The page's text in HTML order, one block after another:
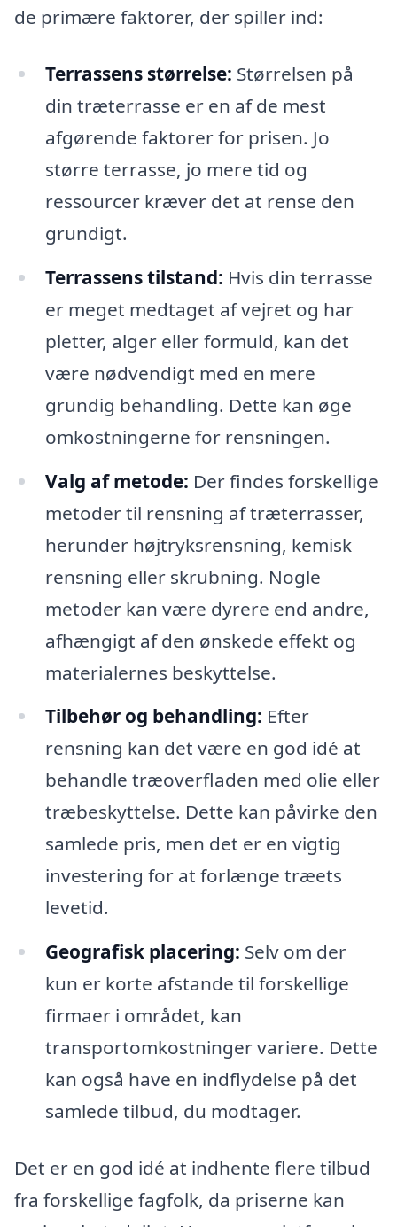
de primære faktorer, der spiller ind:
Terrassens størrelse: Størrelsen på
din træterrasse er en af de mest
afgørende faktorer for prisen. Jo
større terrasse, jo mere tid og
ressourcer kræver det at rense den
grundigt.
Terrassens tilstand: Hvis din terrasse
er meget medtaget af vejret og har
pletter, alger eller formuld, kan det
være nødvendigt med en mere
grundig behandling. Dette kan øge
omkostningerne for rensningen.
Valg af metode: Der findes forskellige
metoder til rensning af træterrasser,
herunder højtryksrensning, kemisk
rensning eller skrubning. Nogle
metoder kan være dyrere end andre,
afhængigt af den ønskede effekt og
materialernes beskyttelse.
Tilbehør og behandling: Efter
rensning kan det være en god idé at
behandle træoverfladen med olie eller
træbeskyttelse. Dette kan påvirke den
samlede pris, men det er en vigtig
investering for at forlænge træets
levetid.
Geografisk placering: Selv om der
kun er korte afstande til forskellige
firmaer i området, kan
transportomkostninger variere. Dette
kan også have en indflydelse på det
samlede tilbud, du modtager.
Det er en god idé at indhente flere tilbud
fra forskellige fagfolk, da priserne kan